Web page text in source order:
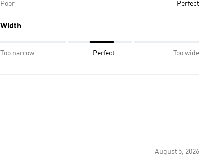
Poor Perfect
Width
Too narrow Perfect Too wide
August 5, 2026